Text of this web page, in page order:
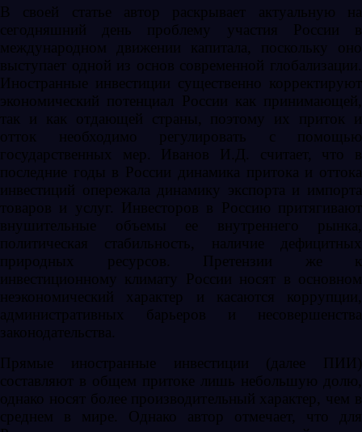
В своей статье автор раскрывает актуальную на
сегодняшний день проблему участия России в
международном движении капитала, поскольку оно
выступает одной из основ современной глобализации.
Иностранные инвестиции существенно корректируют
экономический потенциал России как принимающей,
так и как отдающей страны, поэтому их приток и
отток необходимо регулировать с помощью
государственных мер. Иванов И.Д. считает, что в
последние годы в России динамика притока и оттока
инвестиций опережала динамику экспорта и импорта
товаров и услуг. Инвесторов в Россию притягивают
внушительные объемы ее внутреннего рынка,
политическая стабильность, наличие дефицитных
природных ресурсов. Претензии же к
инвестиционному климату России носят в основном
неэкономический характер и касаются коррупции,
административных барьеров и несовершенства
законодательства.
Прямые иностранные инвестиции (далее ПИИ)
составляют в общем притоке лишь небольшую долю,
однако носят более производительный характер, чем в
среднем в мире. Однако автор отмечает, что для